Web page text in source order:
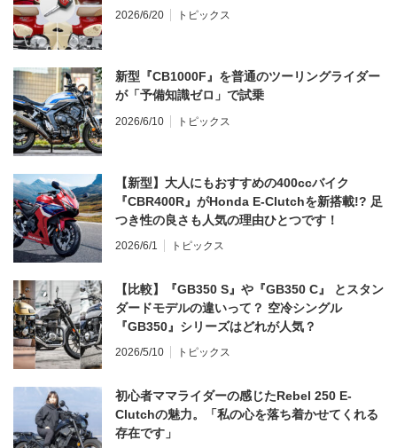
2026/6/20 トピックス
新型『CB1000F』を普通のツーリングライダー
が「予備知識ゼロ」で試乗
2026/6/10 トピックス
【新型】大人にもおすすめの400ccバイク
『CBR400R』がHonda E-Clutchを新搭載!? 足
つき性の良さも人気の理由ひとつです！
2026/6/1 トピックス
【比較】『GB350 S』や『GB350 C』 とスタン
ダードモデルの違いって？ 空冷シングル
『GB350』シリーズはどれが人気？
2026/5/10 トピックス
初心者ママライダーの感じたRebel 250 E-
Clutchの魅力。「私の心を落ち着かせてくれる
存在です」